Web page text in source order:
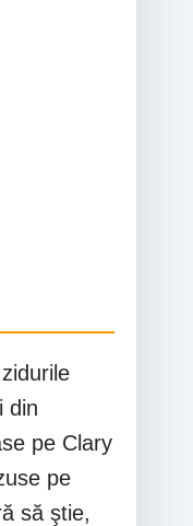
din
pe Clary
pe
să ştie,